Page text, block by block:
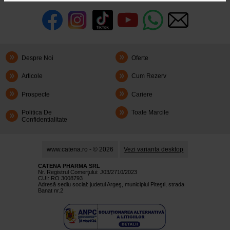
Despre Noi Oferte
Articole Cum Rezerv
Prospecte Cariere
Politica De
Confidentialitate
Toate Marcile
www.catena.ro - © 2026 Vezi varianta desktop
CATENA PHARMA SRL
Nr. Registrul Comerţului: J03/2710/2023
CUI: RO 3008793
Adresă sediu social: judetul Argeş, municipiul Piteşti, strada
Banat nr.2